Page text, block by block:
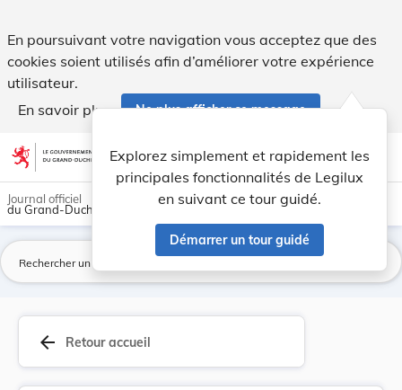
En poursuivant votre navigation vous acceptez que des
cookies soient utilisés afin d’améliorer votre expérience
utilisateur.
En savoir plus
Ne plus afficher ce message
Aller au contenu account_circle help Aide
Explorez simplement et rapidement les
principales fonctionnalités de Legilux
en suivant ce tour guidé.
Démarrer un tour guidé
light_mode dark_mode
Journal officiel
du Grand-Duché de Luxembourg
arrow_back Retour accueil